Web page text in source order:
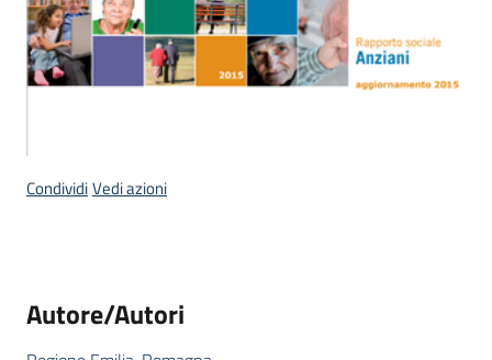
Metadati
Seguici
su
CondividiVedi azioni
Autore/Autori